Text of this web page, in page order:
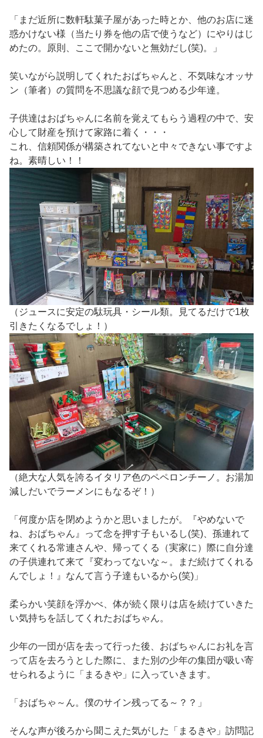
「まだ近所に数軒駄菓子屋があった時とか、他のお店に迷
惑かけない様（当たり券を他の店で使うなど）にやりはじ
めたの。原則、ここで開かないと無効だし(笑)。」
笑いながら説明してくれたおばちゃんと、不気味なオッサ
ン（筆者）の質問を不思議な顔で見つめる少年達。
子供達はおばちゃんに名前を覚えてもらう過程の中で、安
心して財産を預けて家路に着く・・・
これ、信頼関係が構築されてないと中々できない事ですよ
ね。素晴しい！！
（ジュースに安定の駄玩具・シール類。見てるだけで1枚
引きたくなるでしょ！）
（絶大な人気を誇るイタリア色のペペロンチーノ。お湯加
減しだいでラーメンにもなるぞ！）
「何度か店を閉めようかと思いましたが。『やめないで
ね、おばちゃん』って念を押す子もいるし(笑)、孫連れて
来てくれる常連さんや、帰ってくる（実家に）際に自分達
の子供連れて来て『変わってないな～。まだ続けてくれる
んでしょ！』なんて言う子達もいるから(笑)」
柔らかい笑顔を浮かべ、体が続く限りは店を続けていきた
い気持ちを話してくれたおばちゃん。
少年の一団が店を去って行った後、おばちゃんにお礼を言
って店を去ろうとした際に、また別の少年の集団が吸い寄
せられるように「まるきや」に入っていきます。
「おばちゃ～ん。僕のサイン残ってる～？？」
そんな声が後ろから聞こえた気がした「まるきや」訪問記